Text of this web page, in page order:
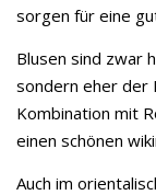
sorgen für eine
Blusen sind zwar
sondern eher der
Kombination mit
einen schönen
Auch im